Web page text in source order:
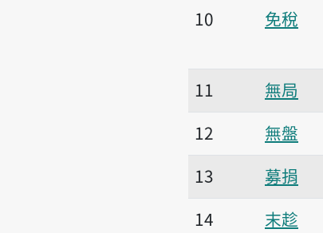
10
免稅
11 無局
12
無盤
13
募捐
14
末趁